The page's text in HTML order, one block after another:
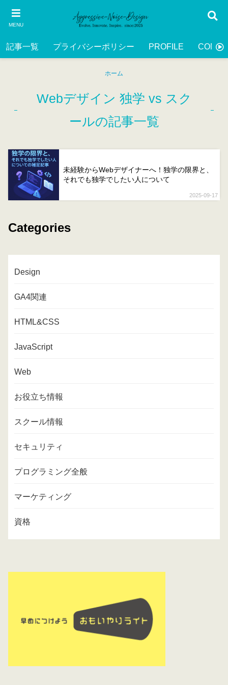
MENU
記事一覧 プライバシーポリシー PROFILE
ホーム
Webデザイン 独学 vs スク
ールの記事一覧
2025-09-17
未経験からWebデザイナーへ！独学の限界と、
それでも独学でしたい人について
Categories
Design
GA4関連
HTML&CSS
JavaScript
Web
お役立ち情報
スクール情報
セキュリティ
プログラミング全般
マーケティング
資格